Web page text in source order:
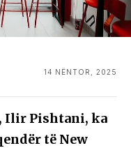
14 NËNTOR, 2025
Ilir Pishtani, ka
të New